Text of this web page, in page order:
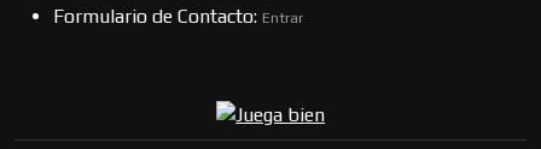
Formulario de Contacto: Entrar